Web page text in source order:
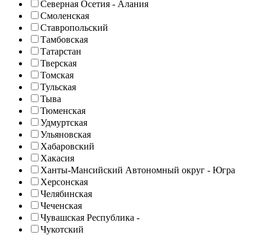
Северная Осетия - Алания
Смоленская
Ставропольский
Тамбовская
Татарстан
Тверская
Томская
Тульская
Тыва
Тюменская
Удмуртская
Ульяновская
Хабаровский
Хакасия
Ханты-Мансийский Автономный округ - Югра
Херсонская
Челябинская
Чеченская
Чувашская Республика -
Чукотский